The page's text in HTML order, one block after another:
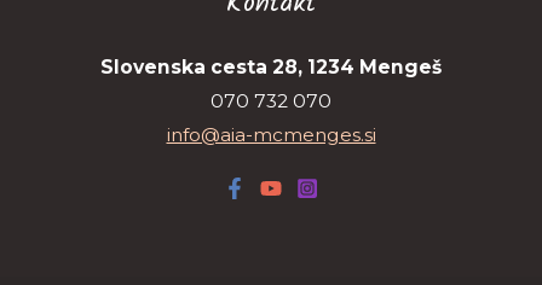
Slovenska cesta 28, 1234 Mengeš
070 732 070
info@aia-mcmenges.si